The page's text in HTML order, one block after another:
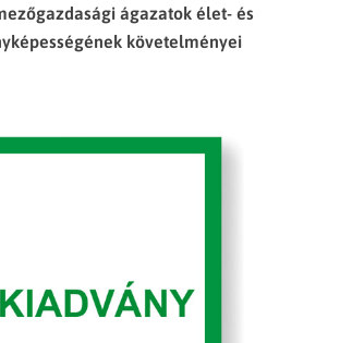
ágazatok élet- és
követelményei